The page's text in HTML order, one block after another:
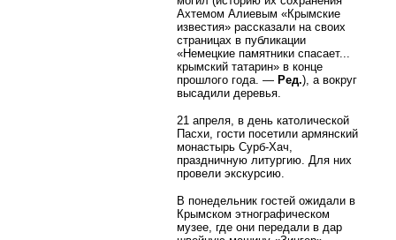
Ахтемом Алиевым «Крымские
известия» рассказали на своих
страницах в публикации
«Немецкие памятники спасает...
крымский татарин» в конце
прошлого года. — Ред.), а вокруг
высадили деревья.
21 апреля, в день католической
Пасхи, гости посетили армянский
монастырь Сурб-Хач,
праздничную литургию. Для них
провели экскурсию.
В понедельник гостей ожидали в
Крымском этнографическом
музее, где они передали в дар